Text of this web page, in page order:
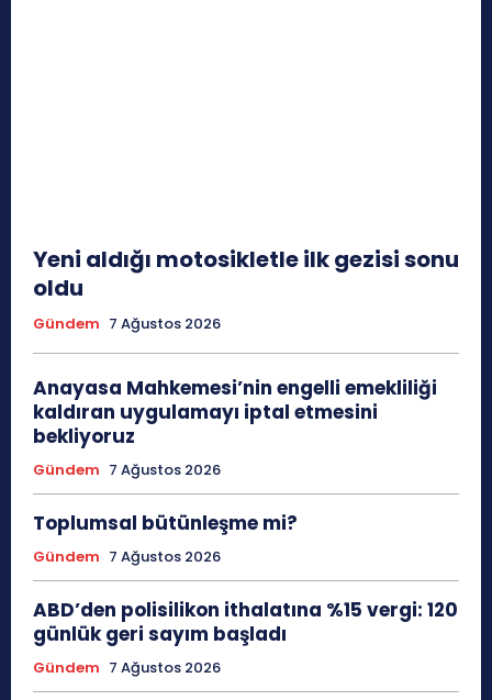
Yeni aldığı motosikletle ilk gezisi sonu
oldu
Gündem 7 Ağustos 2026
Anayasa Mahkemesi’nin engelli emekliliği
kaldıran uygulamayı iptal etmesini
bekliyoruz
Gündem 7 Ağustos 2026
Toplumsal bütünleşme mi?
Gündem 7 Ağustos 2026
ABD’den polisilikon ithalatına %15 vergi: 120
günlük geri sayım başladı
Gündem 7 Ağustos 2026